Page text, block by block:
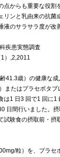
点からも重要な役割
リンと乳由来の抗菌
液のサラサラ度が改
疾患実態調査
）,2,2011
41.3歳）の健康な
またはプラセボタ
は1 日3 回で1 回に1
日間行いました。
試験食の摂取前・摂
粒）を、プラセ